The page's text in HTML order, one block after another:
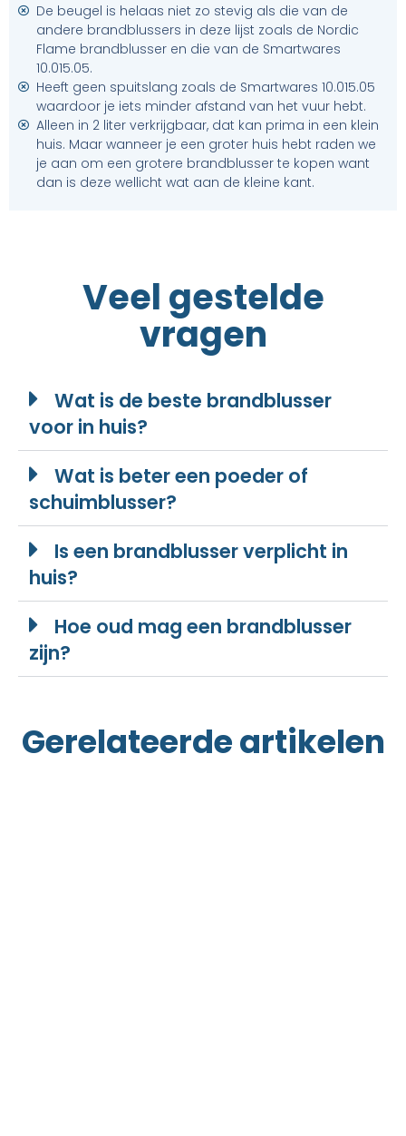
De beugel is helaas niet zo stevig als die van de
andere brandblussers in deze lijst zoals de Nordic
Flame brandblusser en die van de Smartwares
10.015.05.
Heeft geen spuitslang zoals de Smartwares 10.015.05
waardoor je iets minder afstand van het vuur hebt.
Alleen in 2 liter verkrijgbaar, dat kan prima in een klein
huis. Maar wanneer je een groter huis hebt raden we
je aan om een grotere brandblusser te kopen want
dan is deze wellicht wat aan de kleine kant.
Veel gestelde
vragen
Wat is de beste brandblusser
voor in huis?
Wat is beter een poeder of
schuimblusser?
Is een brandblusser verplicht in
huis?
Hoe oud mag een brandblusser
zijn?
Gerelateerde artikelen